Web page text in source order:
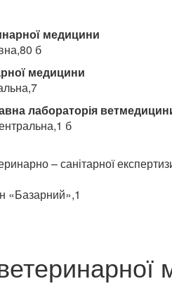
медицини
б
медицини
лабораторія
б
– санітарної
«Базарний»,1